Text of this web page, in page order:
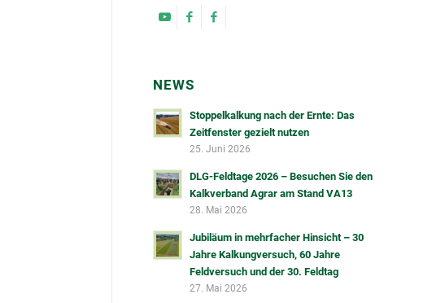
NEWS
Stoppelkalkung nach der Ernte: Das
Zeitfenster gezielt nutzen
25. Juni 2026
DLG-Feldtage 2026 – Besuchen Sie den
Kalkverband Agrar am Stand VA13
28. Mai 2026
Jubiläum in mehrfacher Hinsicht – 30
Jahre Kalkungversuch, 60 Jahre
Feldversuch und der 30. Feldtag
27. Mai 2026